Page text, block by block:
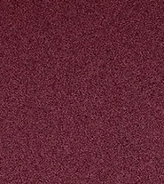
Chef
Sous Chef
Chef de Partie